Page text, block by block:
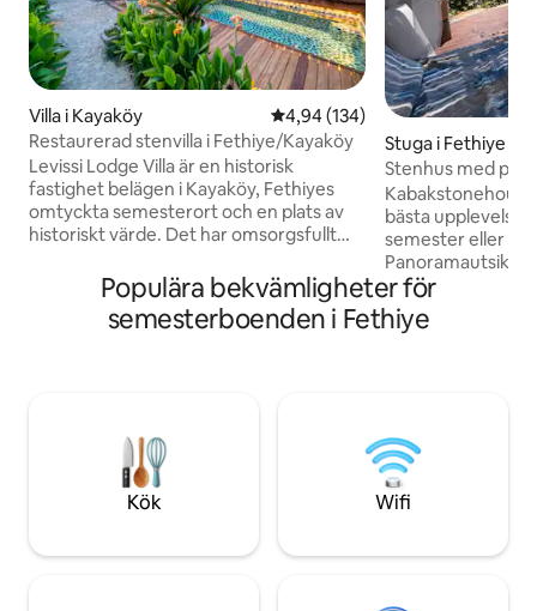
Villa i Kayaköy 4,94 av 5 i genomsnittligt
4,94 (134)
Restaurerad stenvilla i Fethiye/Kayaköy
Levissi Lodge Villa är en historisk
fastighet belägen i Kayaköy, Fethiyes
omtyckta semesterort och en plats av
historiskt värde. Det har omsorgsfullt
bevarat dess historiska karaktär och
arkitektur. Med sin pool, som är
utformad för att vara dold från insyn,
bäddsofforna i det extra rummet
rymmer den upp till 4 personer. Poolen
är öppen i 12 månader. Det finns inget
värmesystem för poolen och
Stuga i Fethiye
Stenhus med
över Kabak-
bästa
semester eller
arkitekturen
dalen. Ett
paviljong med
naturliga
ögonblick på
känslan av
detaljen i din
Populära bekvämligheter för
semesterboenden i Fethiye
Kök Wifi